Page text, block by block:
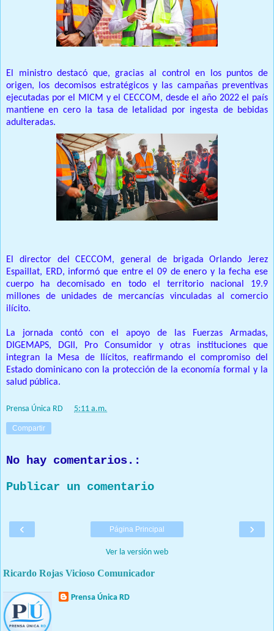
El ministro destacó que, gracias al control en los puntos de
origen, los decomisos estratégicos y las campañas preventivas
ejecutadas por el MICM y el CECCOM, desde el año 2022 el país
mantiene en cero la tasa de letalidad por ingesta de bebidas
adulteradas.
El director del CECCOM, general de brigada Orlando Jerez
Espaillat, ERD, informó que entre el 09 de enero y la fecha ese
cuerpo ha decomisado en todo el territorio nacional 19.9
millones de unidades de mercancías vinculadas al comercio
ilícito.
La jornada contó con el apoyo de las Fuerzas Armadas,
DIGEMAPS, DGII, Pro Consumidor y otras instituciones que
integran la Mesa de Ilícitos, reafirmando el compromiso del
Estado dominicano con la protección de la economía formal y la
salud pública.
Prensa Única RD 5:11 a.m.
Compartir
No hay comentarios.:
Publicar un comentario
‹ ›
Página Principal
Ver la versión web
Ricardo Rojas Vicioso Comunicador
Prensa Única RD